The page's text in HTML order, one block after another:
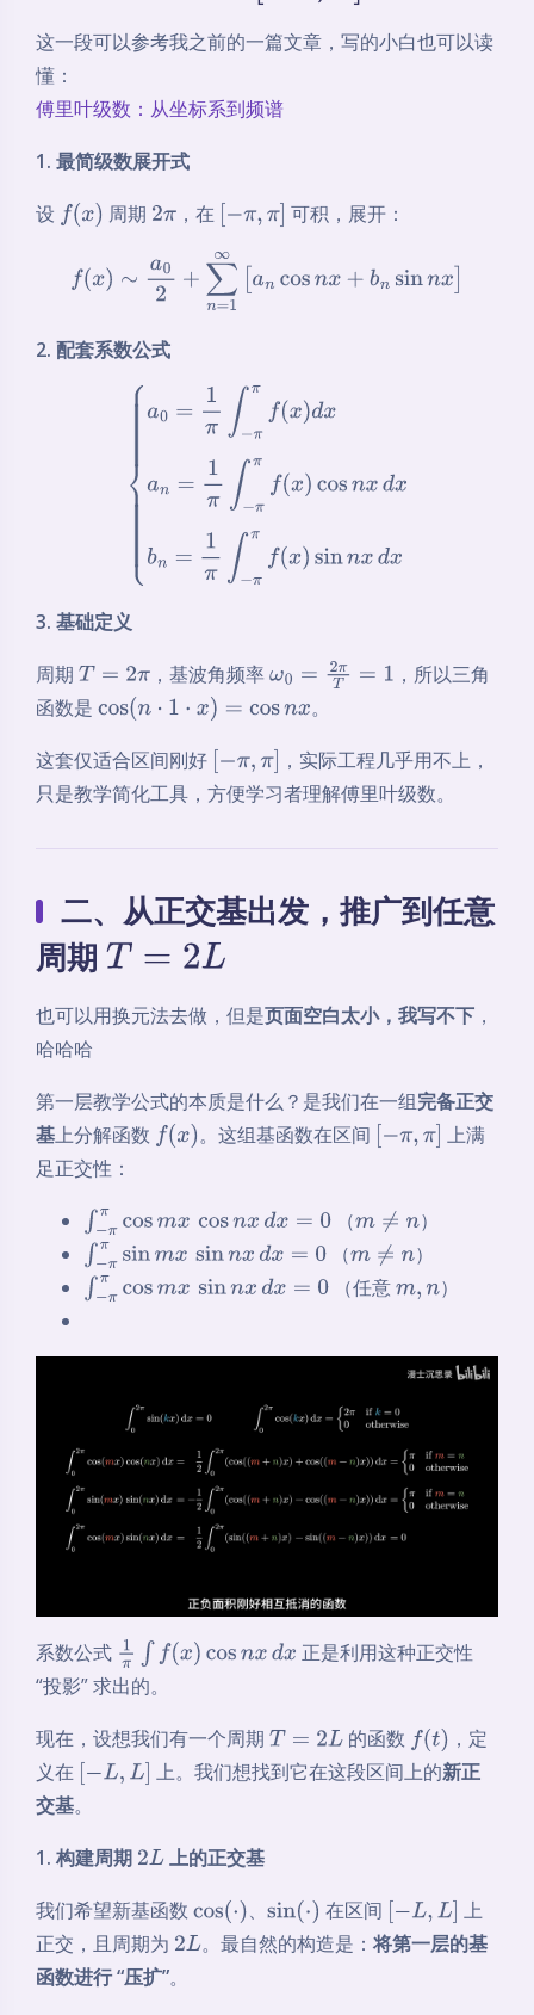
这一段可以参考我之前的一篇文章，写的小白也可以读
懂：
傅里叶级数：从坐标系到频谱
1. 最简级数展开式
设 f(x) 周期 2π，在 −π,π] 可积，展开：
f ∼a0 + ∑n=1 ∞ b nsin n
2. 配套系数公式
π (x ) dxa n= π ππf(x)cos
x)sin
3. 基础定义
周期 T= 2π ，基波角频率ω0 =2 πT= 1
，所以三角
函数是 cos(n⋅ 1 x) = cos nx
。
这套仅适合区间刚好 −π,π ]
，实际工程几乎用不上，
只是教学简化工具，方便学习者理解傅里叶级数。
二、从正交基出发，推广到任意
周期 T= 2L
也可以用换元法去做，但是页面空白太小，我写不下 ，
哈哈哈
第一层教学公式的本质是什么？是我们在一组完备正交
基上分解函数 f(x) 。这组基函数在区间 −π,π]
上满
足正交性：
∫−ππcosmxcosnxdx= 0 （m≠ n
）
∫−ππsinmxsinnxdx=0 （m≠ n
）
∫−ππcosmxsinnxdx= 0 （任意m,n ）
系数公式 1π ∫f (x)cos nxdx
正是利用这种正交性
“投影” 求出的。
现在，设想我们有一个周期 T= 2L 的函数 f(t)
，定
义在 −L,L] 上。我们想找到它在这段区间上的新正
交基。
1. 构建周期 2L 上的正交基
我们希望新基函数 cos(⋅) 、sin(⋅) 在区间 −L,L]
上
正交，且周期为 2L 。最自然的构造是：将第一层的基
函数进行 “压扩”。